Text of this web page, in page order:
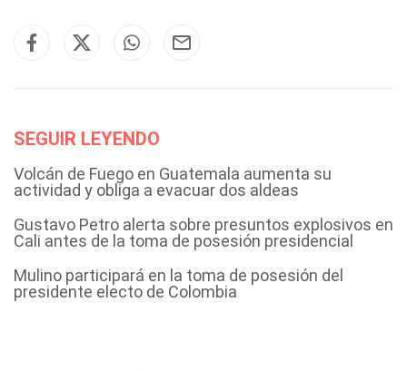
SEGUIR LEYENDO
Volcán de Fuego en Guatemala aumenta su
actividad y obliga a evacuar dos aldeas
Gustavo Petro alerta sobre presuntos explosivos en
Cali antes de la toma de posesión presidencial
Mulino participará en la toma de posesión del
presidente electo de Colombia